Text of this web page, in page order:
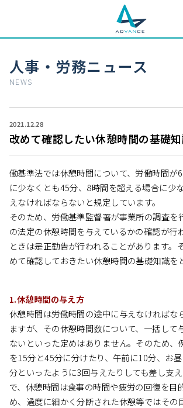
人事・労務ニュース
NEWS
2021.12.28
改めて確認したい休憩時間の基礎
働基準法では休憩時間について、労働時間が
に少なくとも45分、8時間を超える場合に少
えなければならないと規定しています。
そのため、労働基準監督署が事業所の調査を
の法定の休憩時間を与えているかの確認が行
ときは是正勧告が行われることがあります。
めて確認しておきたい休憩時間の基礎知識を
1.休憩時間の与え方
休憩時間は労働時間の途中に与えなければな
ますが、その休憩時間数について、一括して
ないといった定めはありません。そのため、
を15分と45分に分けたり、午前に10分、お
分といったように3回与えたりしても差し支
で、休憩時間は食事の時間や疲労の回復を目
め、過度に細かく分断された休憩等ではその